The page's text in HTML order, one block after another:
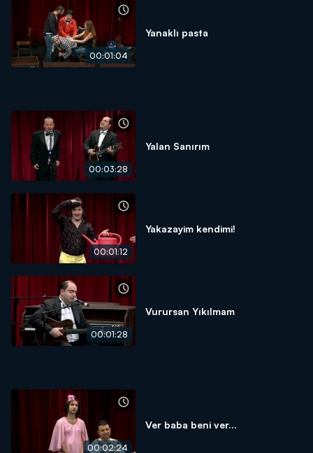
00:01:04
Yanaklı pasta
00:03:28
Yalan Sanırım
00:01:12
Yakazayim kendimi!
00:01:28
Vurursan Yıkılmam
00:02:24
Ver baba beni ver...